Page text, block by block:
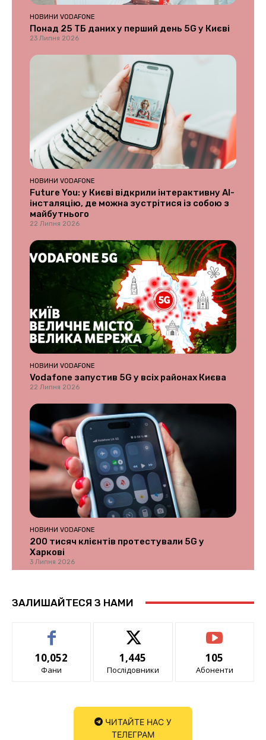
НОВИНИ VODAFONE
Понад 25 ТБ даних у перший день 5G у Києві
23 Липня 2026
НОВИНИ VODAFONE
Future You: у Києві відкрили інтерактивну AI-
інсталяцію, де можна зустрітися із собою з
майбутнього
22 Липня 2026
НОВИНИ VODAFONE
Vodafone запустив 5G у всіх районах Києва
22 Липня 2026
НОВИНИ VODAFONE
200 тисяч клієнтів протестували 5G у
Харкові
3 Липня 2026
ЗАЛИШАЙТЕСЯ З НАМИ
10,052
Фани
1,445
Послідовники
105
Абоненти
ЧИТАЙТЕ НАС У
ТЕЛЕГРАМ